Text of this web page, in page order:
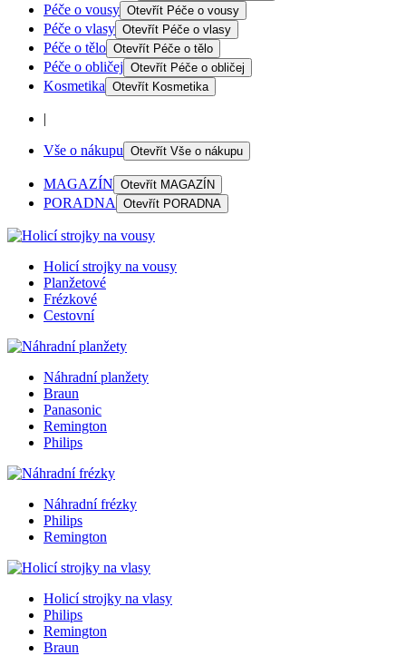
Péče o vousy Otevřít Péče o vousy
Péče o vlasy Otevřít Péče o vlasy
Péče o tělo Otevřít Péče o tělo
Péče o obličej Otevřít Péče o obličej
Kosmetika Otevřít Kosmetika
|
Vše o nákupu Otevřít Vše o nákupu
MAGAZÍN Otevřít MAGAZÍN
PORADNA Otevřít PORADNA
Holicí strojky na vousy
Planžetové
Frézkové
Cestovní
Náhradní planžety
Braun
Panasonic
Remington
Philips
Náhradní frézky
Philips
Remington
Holicí strojky na vlasy
Philips
Remington
Braun